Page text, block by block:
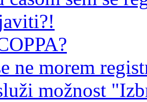
ne morem
možnost